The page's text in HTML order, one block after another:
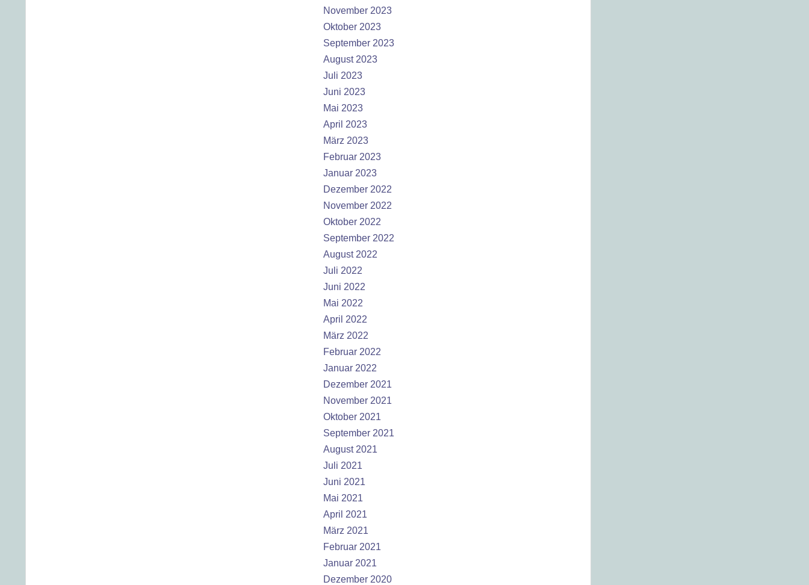
November 2023
Oktober 2023
September 2023
August 2023
Juli 2023
Juni 2023
Mai 2023
April 2023
März 2023
Februar 2023
Januar 2023
Dezember 2022
November 2022
Oktober 2022
September 2022
August 2022
Juli 2022
Juni 2022
Mai 2022
April 2022
März 2022
Februar 2022
Januar 2022
Dezember 2021
November 2021
Oktober 2021
September 2021
August 2021
Juli 2021
Juni 2021
Mai 2021
April 2021
März 2021
Februar 2021
Januar 2021
Dezember 2020